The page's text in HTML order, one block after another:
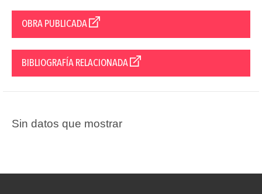
OBRA PUBLICADA
BIBLIOGRAFÍA RELACIONADA
Sin datos que mostrar